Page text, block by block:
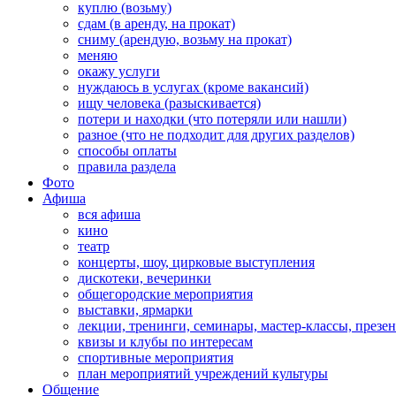
куплю (возьму)
сдам (в аренду, на прокат)
сниму (арендую, возьму на прокат)
меняю
окажу услуги
нуждаюсь в услугах (кроме вакансий)
ищу человека (разыскивается)
потери и находки (что потеряли или нашли)
разное (что не подходит для других разделов)
способы оплаты
правила раздела
Фото
Афиша
вся афиша
кино
театр
концерты, шоу, цирковые выступления
дискотеки, вечеринки
общегородские мероприятия
выставки, ярмарки
лекции, тренинги, семинары, мастер-классы,
квизы и клубы по интересам
спортивные мероприятия
план мероприятий учреждений культуры
Общение